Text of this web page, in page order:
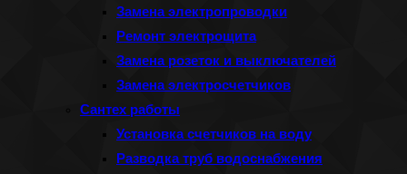
Замена электропроводки
Ремонт электрощита
Замена розеток и выключателей
Замена электросчетчиков
Сантех работы
Установка счетчиков на воду
Разводка труб водоснабжения